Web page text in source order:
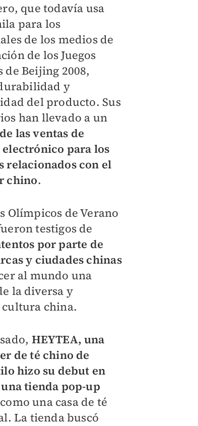
que todavía usa
para los
de los medios de
de los Juegos
de Beijing 2008,
y
del producto. Sus
han llevado a un
las ventas de
para los
relacionados con el
chino.
Olímpicos de Verano
testigos de
por parte de
y ciudades chinas
al mundo una
la diversa y
china.
HEYTEA, una
de té chino de
hizo su debut en
tienda pop-up
una casa de té
La tienda buscó